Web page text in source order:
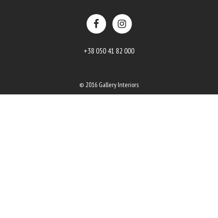
+38 050 41 82 000
© 2016 Gallery Interiors